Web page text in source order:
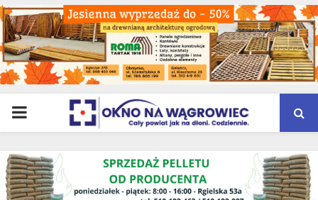
PRIMARY
MENU